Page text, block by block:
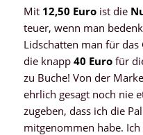
Mit 12,50 Euroist die
teuer, wenn man
Lidschatten man für
die knapp 40 Eurofür
zu Buche! Von der Marke
ehrlich gesagt noch nie
zugeben, dass ich die
mitgenommen habe.